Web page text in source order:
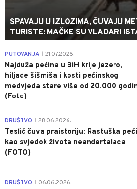
SPAVAJU U IZLOZIMA, ČUVAJU
TURISTE: MAČKE SU VLADARI
PUTOVANJA 21.07.2026.
Najduža pećina u BiH krije jezero,
hiljade šišmiša i kosti pećinskog
medvjeda stare više od 20.000
(Foto)
DRUŠTVO 28.06.2026.
Teslić čuva praistoriju: Rastuška
kao svjedok života neandertalaca
(FOTO)
DRUŠTVO 06.06.2026.